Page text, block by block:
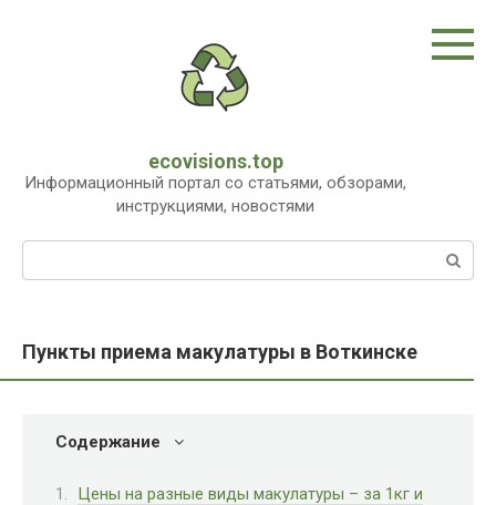
ecovisions.top
Информационный портал со статьями, обзорами,
инструкциями, новостями
Пункты приема макулатуры в Воткинске
Содержание
Цены на разные виды макулатуры – за 1кг и